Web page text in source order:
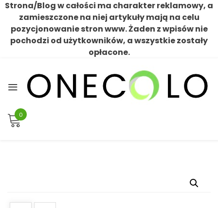
Strona/Blog w całości ma charakter reklamowy, a
zamieszczone na niej artykuły mają na celu
pozycjonowanie stron www. Żaden z wpisów nie
pochodzi od użytkowników, a wszystkie zostały
opłacone.
content
0